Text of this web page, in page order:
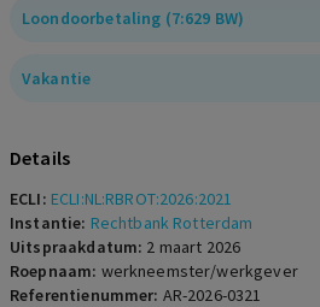
Loondoorbetaling (7:629 BW)
Vakantie
Details
ECLI: ECLI:NL:RBROT:2026:2021
Instantie: Rechtbank Rotterdam
Uitspraakdatum: 2 maart 2026
Roepnaam: werkneemster/werkgever
Referentienummer: AR-2026-0321